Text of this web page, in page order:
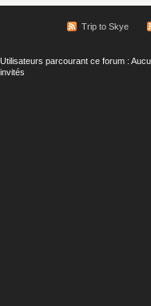
Trip to Skye
Utilisateurs parcourant ce forum :
invités